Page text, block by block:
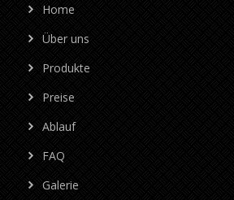
Home
Über uns
Produkte
Preise
Ablauf
FAQ
Galerie